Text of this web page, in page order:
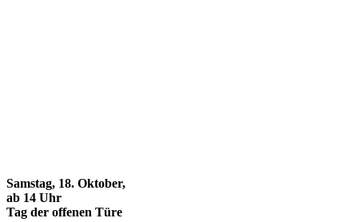
Samstag, 18. Oktober,
ab 14 Uhr
Tag der offenen Türe